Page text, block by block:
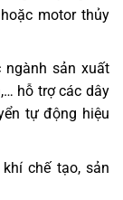
motor thủy
sản xuất
hỗ trợ các dây
tự động hiệu
chế tạo, sản